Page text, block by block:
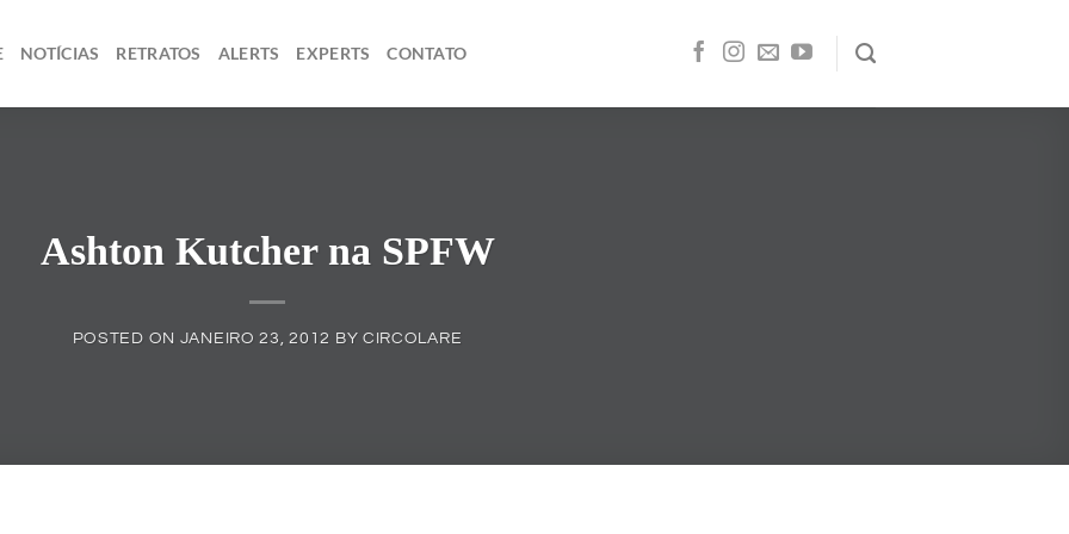
NOTÍCIAS RETRATOS ALERTS EXPERTS CONTATO
Ashton Kutcher na SPFW
POSTED ON JANEIRO 23, 2012 BY CIRCOLARE